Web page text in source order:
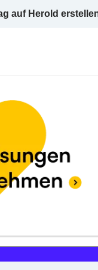
auf Herold